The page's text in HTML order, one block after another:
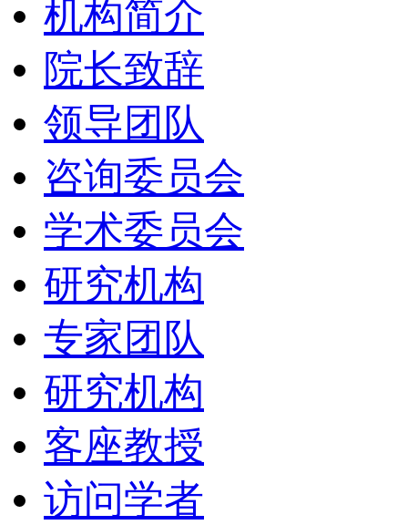
机构简介
院长致辞
领导团队
咨询委员会
学术委员会
研究机构
专家团队
研究机构
客座教授
访问学者